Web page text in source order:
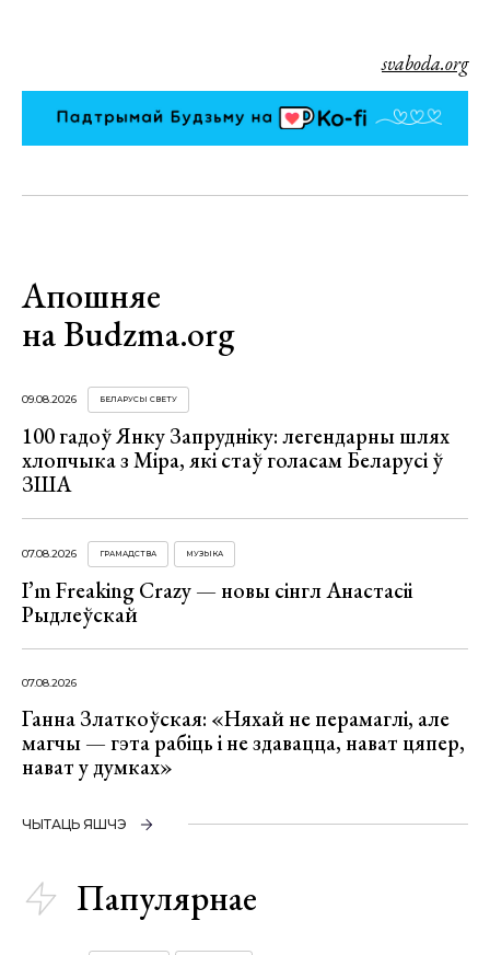
svaboda.org
Апошняе
на Budzma.org
09.08.2026 БЕЛАРУСЫ СВЕТУ
100 гадоў Янку Запрудніку: легендарны шлях
хлопчыка з Міра, які стаў голасам Беларусі ў
ЗША
07.08.2026 ГРАМАДСТВА МУЗЫКА
I’m Freaking Crazy — новы сінгл Анастасіі
Рыдлеўскай
07.08.2026
Ганна Златкоўская: «Няхай не перамаглі, але
магчы — гэта рабіць і не здавацца, нават цяпер,
нават у думках»
ЧЫТАЦЬ ЯШЧЭ
Папулярнае